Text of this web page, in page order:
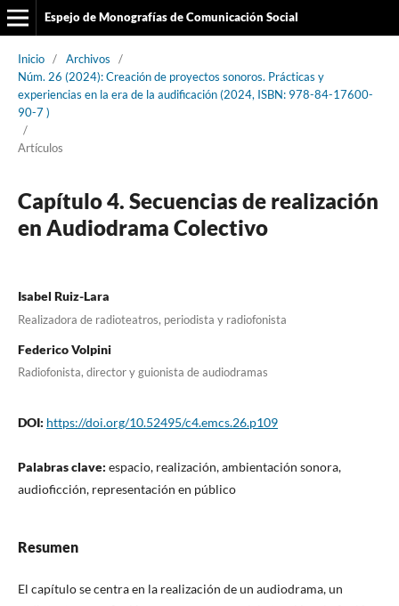
Espejo de Monografías de Comunicación Social
Inicio / Archivos
/
Núm. 26 (2024): Creación de proyectos sonoros. Prácticas y
experiencias en la era de la audificación (2024, ISBN: 978-84-17600-
90-7 )
/
Artículos
Capítulo 4. Secuencias de realización
en Audiodrama Colectivo
Isabel Ruiz-Lara
Realizadora de radioteatros, periodista y radiofonista
Federico Volpini
Radiofonista, director y guionista de audiodramas
DOI: https://doi.org/10.52495/c4.emcs.26.p109
Palabras clave: espacio, realización, ambientación sonora,
audioficción, representación en público
Resumen
El capítulo se centra en la realización de un audiodrama, un